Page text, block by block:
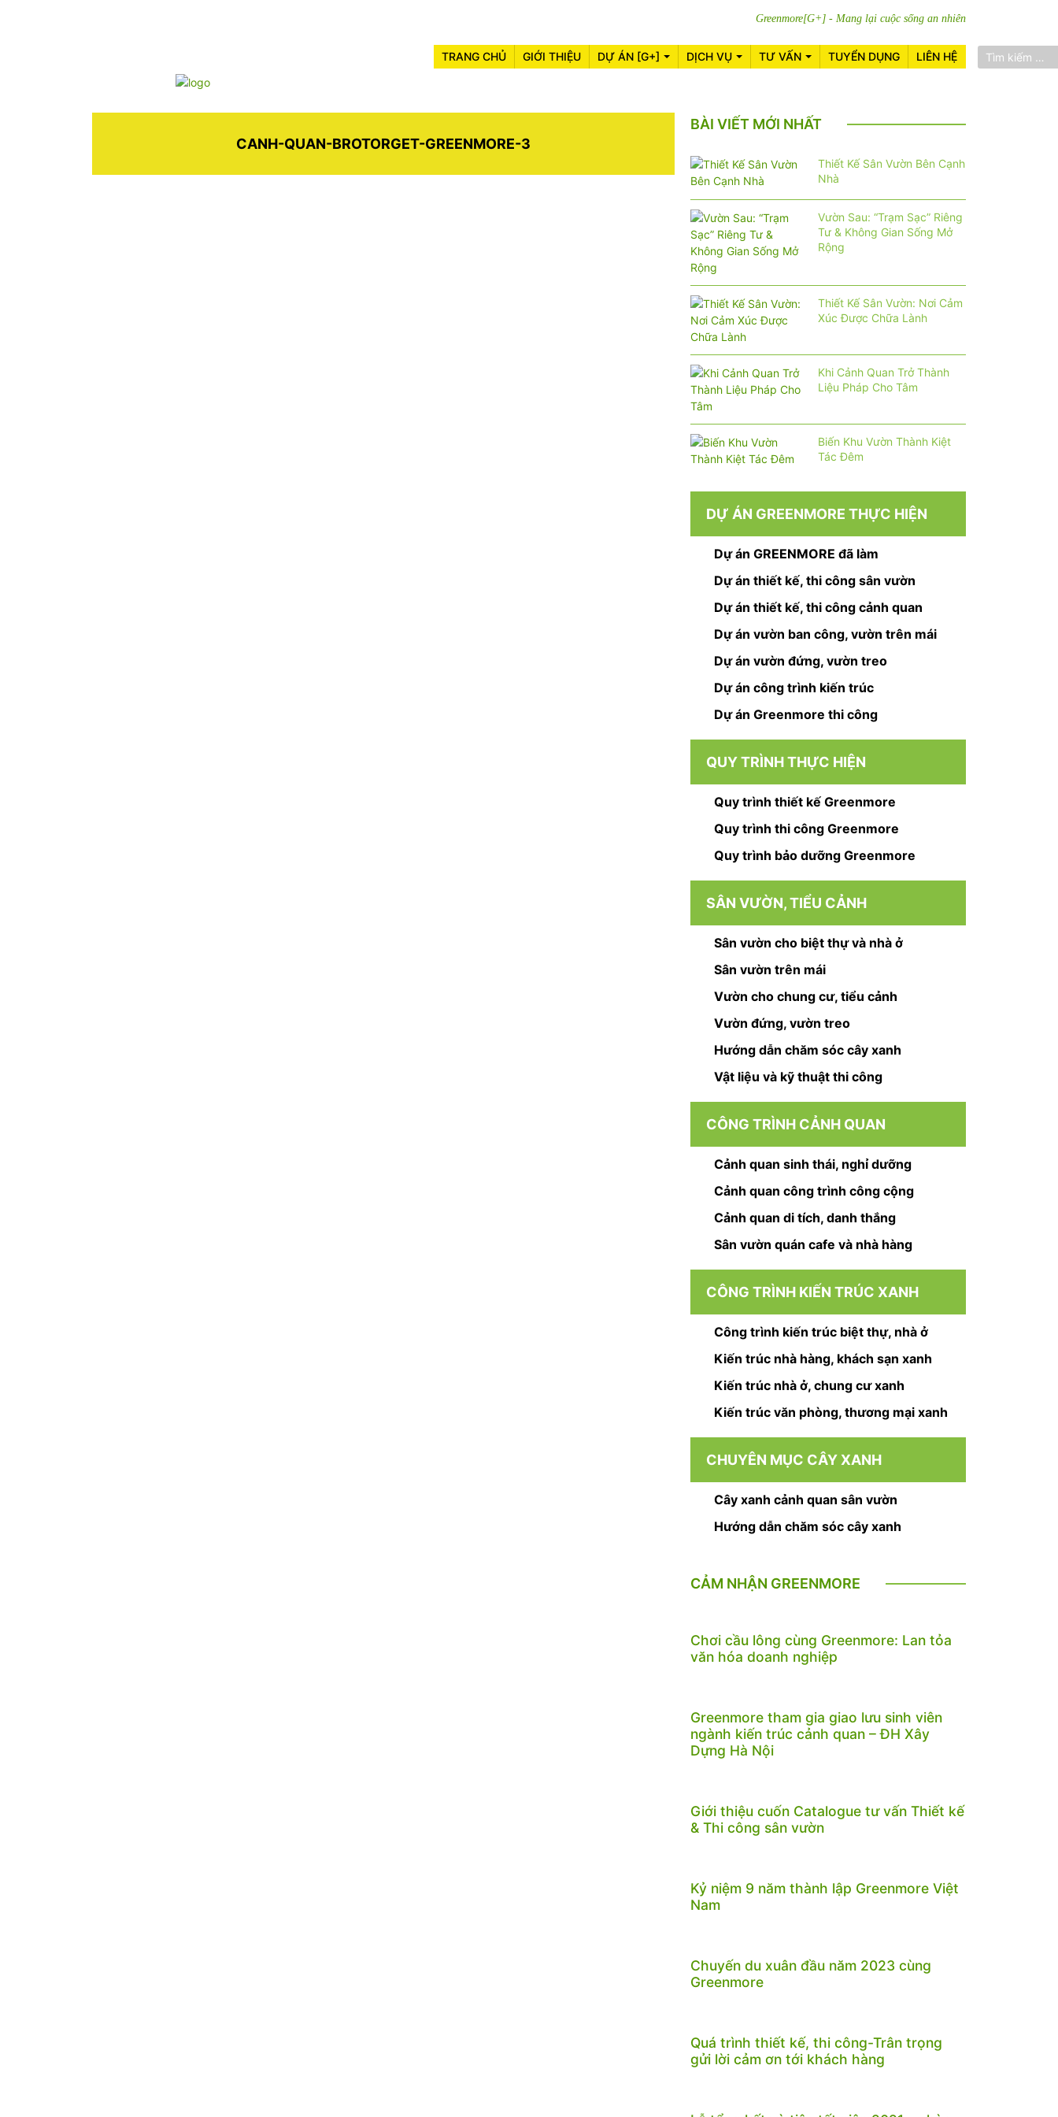
Greenmore[G+] - Mang lại cuộc sống an nhiên
TRANG CHỦ GIỚI THIỆU DỰ ÁN [G+] DỊCH VỤ TƯ VẤN TUYỂN DỤNG LIÊN HỆ
CANH-QUAN-BROTORGET-GREENMORE-3
BÀI VIẾT MỚI NHẤT
Thiết Kế Sân Vườn Bên Cạnh
Nhà
Vườn Sau: “Trạm Sạc” Riêng
Tư & Không Gian Sống Mở
Rộng
Thiết Kế Sân Vườn: Nơi Cảm
Xúc Được Chữa Lành
Khi Cảnh Quan Trở Thành
Liệu Pháp Cho Tâm
Biến Khu Vườn Thành Kiệt
Tác Đêm
DỰ ÁN GREENMORE THỰC HIỆN
Dự án GREENMORE đã làm
Dự án thiết kế, thi công sân vườn
Dự án thiết kế, thi công cảnh quan
Dự án vườn ban công, vườn trên mái
Dự án vườn đứng, vườn treo
Dự án công trình kiến trúc
Dự án Greenmore thi công
QUY TRÌNH THỰC HIỆN
Quy trình thiết kế Greenmore
Quy trình thi công Greenmore
Quy trình bảo dưỡng Greenmore
SÂN VƯỜN, TIỂU CẢNH
Sân vườn cho biệt thự và nhà ở
Sân vườn trên mái
Vườn cho chung cư, tiểu cảnh
Vườn đứng, vườn treo
Hướng dẫn chăm sóc cây xanh
Vật liệu và kỹ thuật thi công
CÔNG TRÌNH CẢNH QUAN
Cảnh quan sinh thái, nghỉ dưỡng
Cảnh quan công trình công cộng
Cảnh quan di tích, danh thắng
Sân vườn quán cafe và nhà hàng
CÔNG TRÌNH KIẾN TRÚC XANH
Công trình kiến trúc biệt thự, nhà ở
Kiến trúc nhà hàng, khách sạn xanh
Kiến trúc nhà ở, chung cư xanh
Kiến trúc văn phòng, thương mại xanh
CHUYÊN MỤC CÂY XANH
Cây xanh cảnh quan sân vườn
Hướng dẫn chăm sóc cây xanh
CẢM NHẬN GREENMORE
Chơi cầu lông cùng Greenmore: Lan tỏa
văn hóa doanh nghiệp
Greenmore tham gia giao lưu sinh viên
ngành kiến trúc cảnh quan – ĐH Xây
Dựng Hà Nội
Giới thiệu cuốn Catalogue tư vấn Thiết kế
& Thi công sân vườn
Kỷ niệm 9 năm thành lập Greenmore Việt
Nam
Chuyến du xuân đầu năm 2023 cùng
Greenmore
Quá trình thiết kế, thi công-Trân trọng
gửi lời cảm ơn tới khách hàng